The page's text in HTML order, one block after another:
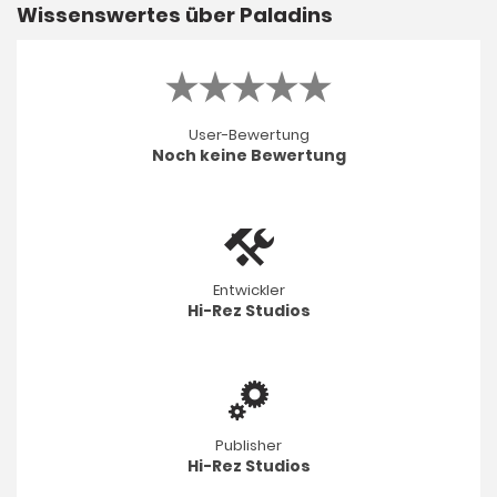
Wissenswertes über Paladins
User-Bewertung
Noch keine Bewertung
Entwickler
Hi-Rez Studios
Publisher
Hi-Rez Studios